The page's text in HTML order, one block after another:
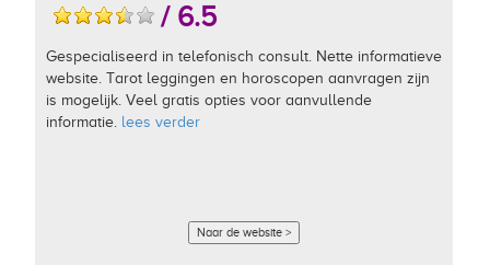
/ 6.5
Gespecialiseerd in telefonisch consult. Nette informatieve
website. Tarot leggingen en horoscopen aanvragen zijn
is mogelijk. Veel gratis opties voor aanvullende
informatie. lees verder
Naar de website >